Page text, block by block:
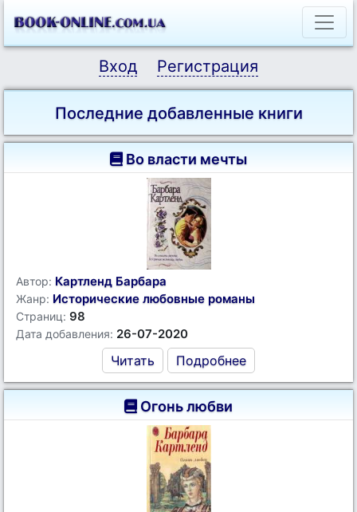
Вход Регистрация
Последние добавленные книги
Во власти мечты
Автор: Картленд Барбара
Жанр: Исторические любовные романы
Страниц: 98
Дата добавления: 26-07-2020
Читать Подробнее
Огонь любви